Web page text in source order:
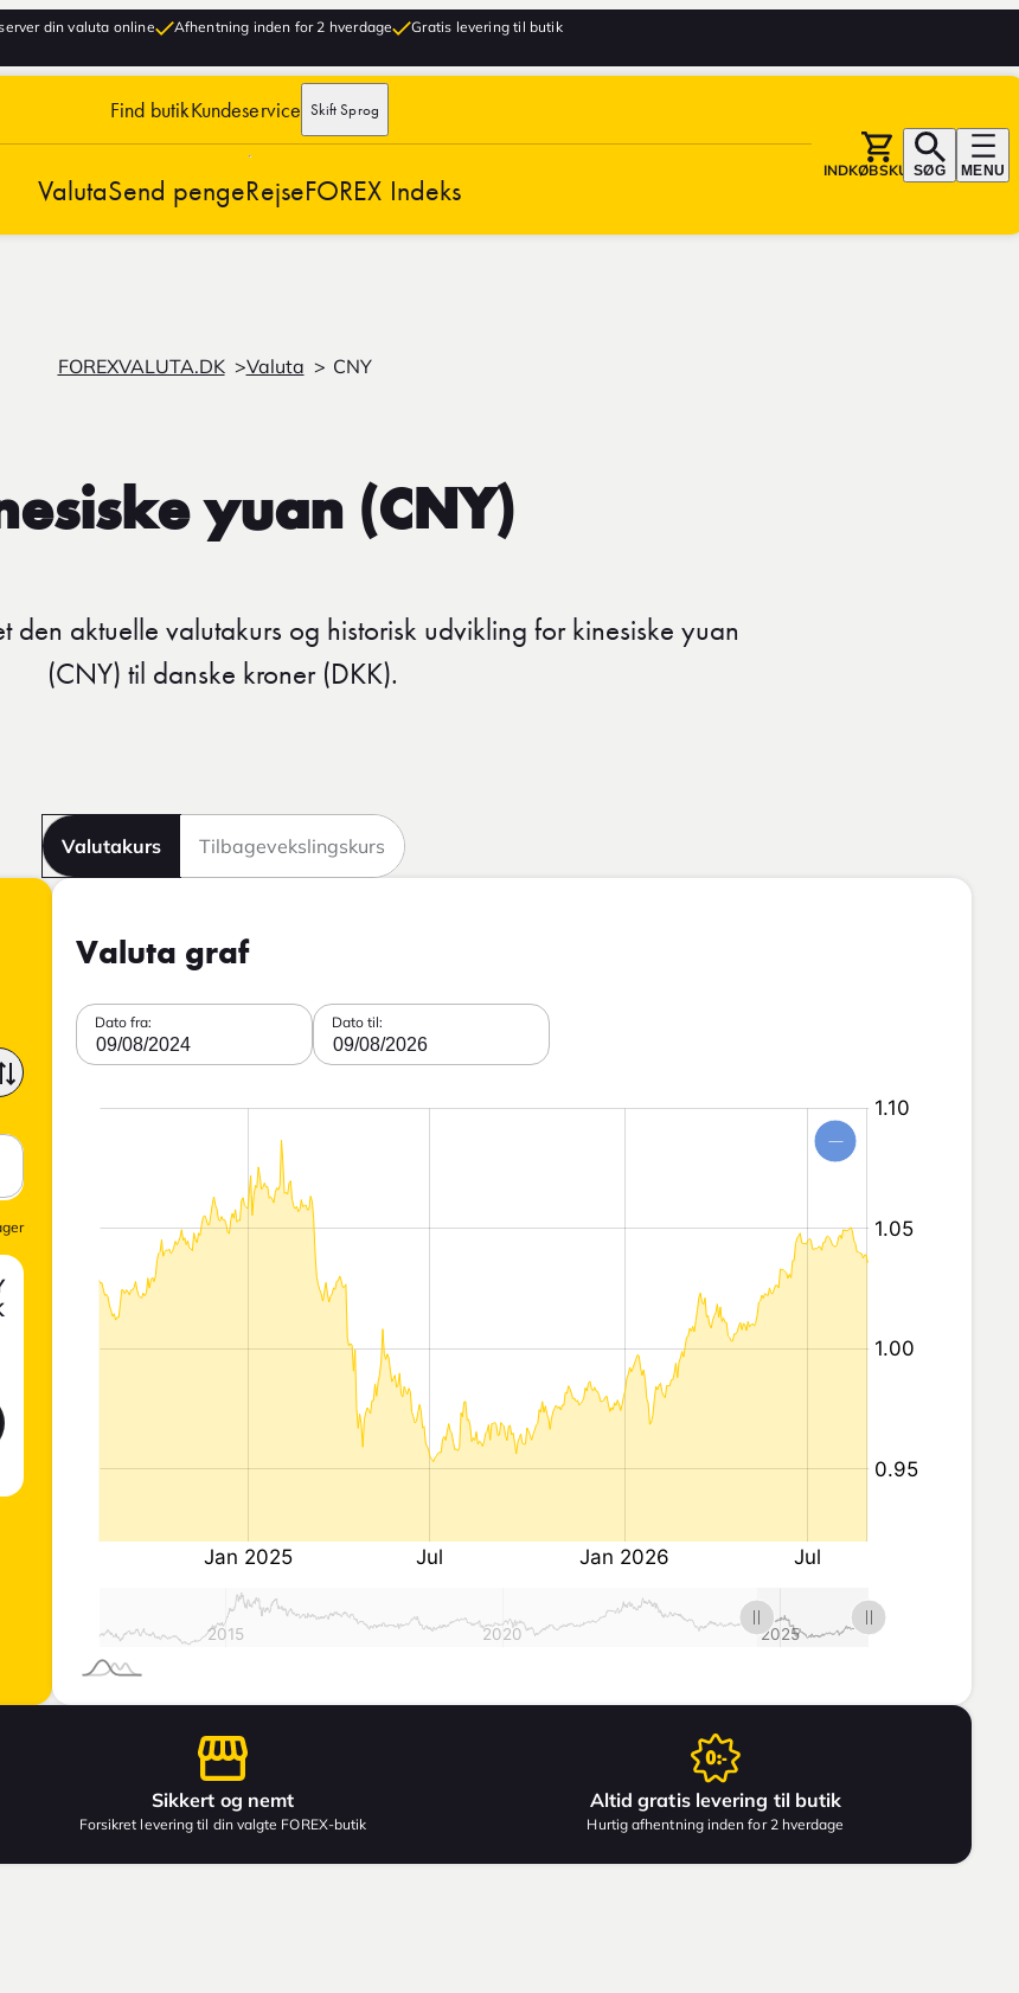
din valuta online Afhentning inden for 2 hverdage Gratis levering til butik
Find butikKundeservice Skift Sprog
ValutaSend pengeRejseFOREX Indeks
INDKØBSKURVSØG MENU
FOREXVALUTA.DK Valuta CNY
yuan (CNY)
den aktuelle valutakurs og historisk udvikling for kinesiske yuan
(CNY) til danske kroner (DKK).
Valutakurs Tilbagevekslingskurs
Valuta graf
Dato fra:
09/08/2024
Dato til:
09/08/2026
Sikkert og nemt
Forsikret levering til din valgte FOREX-butik
Altid gratis levering til butik
Hurtig afhentning inden for 2 hverdage